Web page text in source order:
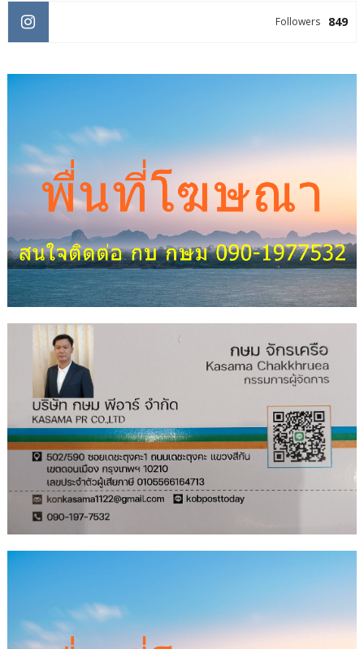
849
Followers